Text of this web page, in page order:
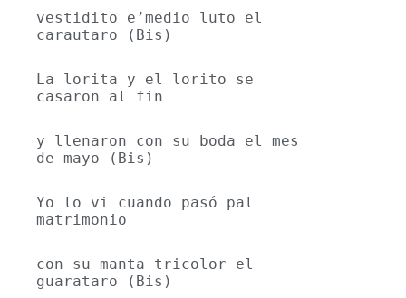
vestidito e’medio luto el
carautaro (Bis)
La lorita y el lorito se
casaron al fin
y llenaron con su boda el mes
de mayo (Bis)
Yo lo vi cuando pasó pal
matrimonio
con su manta tricolor el
guarataro (Bis)